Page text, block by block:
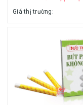
Giá thị trường: